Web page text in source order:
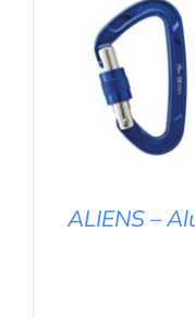
ALIENS –